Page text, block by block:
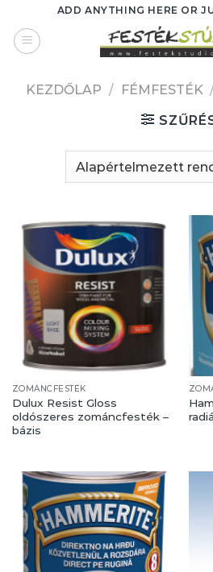
content
ADD ANYTHING HERE OR
KEZDŐLAP / FÉMFESTÉK
ZOMÁNCFESTÉK
Dulux Resist Gloss
oldószeres zománcfesték –
bázis